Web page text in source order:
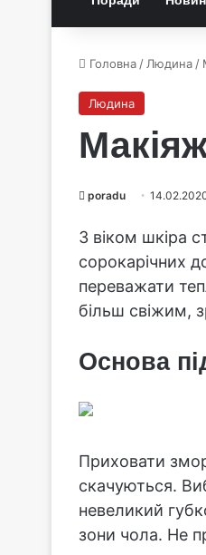
Головна / Людина /
Людина
poradu
З віком шкіра
сорокарічних
переважати
більш свіжим,
Основа
Приховати
скачуються.
невеликий
зони чола. Не